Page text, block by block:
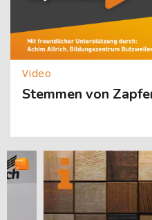
Stemmen von
[Cocoon] Custom HTML
[Cocoon] About (Text